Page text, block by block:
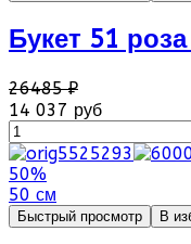
Букет 51
26485 ₽
14 037 руб
50%
50 см
Быстрый просмотр В